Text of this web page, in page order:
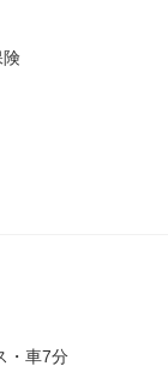
険
・車7分